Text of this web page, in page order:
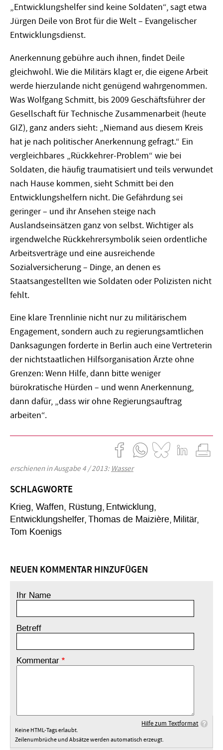
„Entwicklungshelfer sind keine Soldaten“, sagt etwa
Jürgen Deile von Brot für die Welt – Evangelischer
Entwicklungsdienst.
Anerkennung gebühre auch ihnen, findet Deile
gleichwohl. Wie die Militärs klagt er, die eigene Arbeit
werde hierzulande nicht genügend wahrgenommen.
Was Wolfgang Schmitt, bis 2009 Geschäftsführer der
Gesellschaft für Technische Zusammenarbeit (heute
GIZ), ganz anders sieht: „Niemand aus diesem Kreis
hat je nach politischer Anerkennung gefragt.“ Ein
vergleichbares „Rückkehrer-Problem“ wie bei
Soldaten, die häufig traumatisiert und teils verwundet
nach Hause kommen, sieht Schmitt bei den
Entwicklungshelfern nicht. Die Gefährdung sei
geringer – und ihr Ansehen steige nach
Auslandseinsätzen ganz von selbst. Wichtiger als
irgendwelche Rückkehrersymbolik seien ordentliche
Arbeitsverträge und eine ausreichende
Sozialversicherung – Dinge, an denen es
Staatsangestellten wie Soldaten oder Polizisten nicht
fehlt.
Eine klare Trennlinie nicht nur zu militärischem
Engagement, sondern auch zu regierungsamtlichen
Danksagungen forderte in Berlin auch eine Vertreterin
der nichtstaatlichen Hilfsorganisation Ärzte ohne
Grenzen: Wenn Hilfe, dann bitte weniger
bürokratische Hürden – und wenn Anerkennung,
dann dafür, „dass wir ohne Regierungsauftrag
arbeiten“.
erschienen in Ausgabe 4 / 2013: Wasser
SCHLAGWORTE
Krieg, Waffen, Rüstung Entwicklung
Entwicklungshelfer Thomas de Maizière Militär
Tom Koenigs
NEUEN KOMMENTAR HINZUFÜGEN
Ihr Name
Betreff
Kommentar
Hilfe zum Textformat
Keine HTML-Tags erlaubt.
Zeilenumbrüche und Absätze werden automatisch erzeugt.